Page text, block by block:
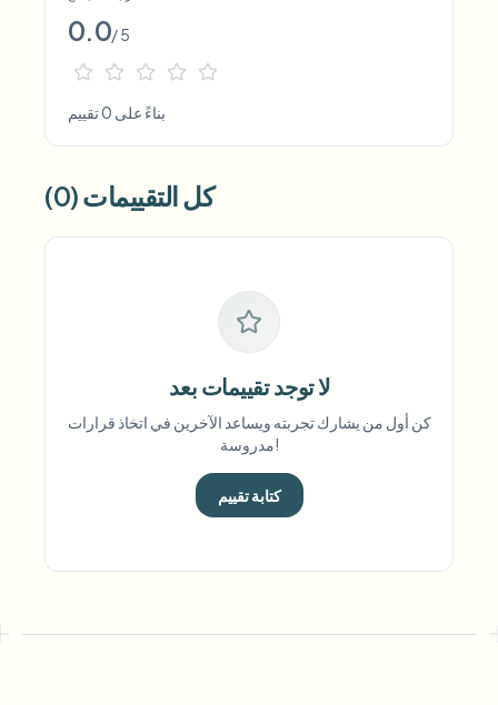
0.0/ 5
بناءً على 0 تقييم
كل التقييمات (0)
لا توجد تقييمات بعد
كن أول من يشارك تجربته ويساعد الآخرين في اتخاذ قرارات
مدروسة!
كتابة تقييم